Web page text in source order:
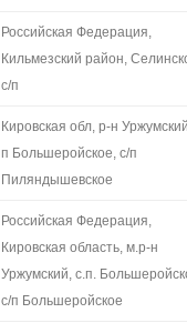
Российская Федерация,
Кильмезский район,
с/п
Кировская обл, р-н
п Большеройское, с/п
Пиляндышевское
Российская Федерация,
Кировская область, м.р-н
Уржумский, с.п.
с/п Большеройское